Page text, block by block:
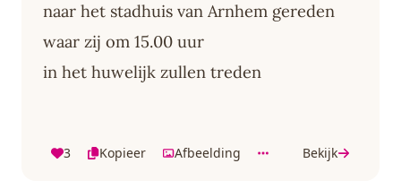
naar het stadhuis van Arnhem gereden
waar zij om 15.00 uur
in het huwelijk zullen treden
3 Kopieer Afbeelding Bekijk